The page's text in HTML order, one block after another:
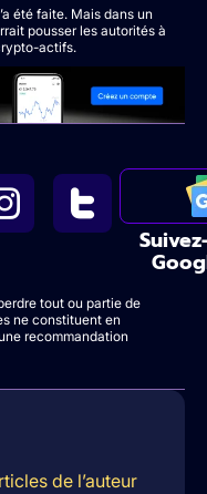
été faite. Mais dans un
pousser les autorités à
actifs.
tout ou partie de
ne constituent en
recommandation
de l’auteur